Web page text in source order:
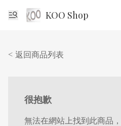
KOO Shop
< 返回商品列表
很抱歉
無法在網站上找到此商品